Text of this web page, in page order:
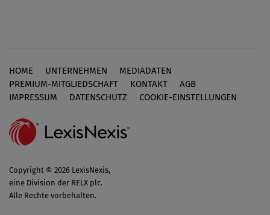
Footer
HOME UNTERNEHMEN
MEDIADATEN
PREMIUM-MITGLIEDSCHAFT
KONTAKT
AGB
IMPRESSUM
DATENSCHUTZ COOKIE-EINSTELLUNGEN
Copyright © 2026 LexisNexis,
eine Division der RELX plc.
Alle Rechte vorbehalten.